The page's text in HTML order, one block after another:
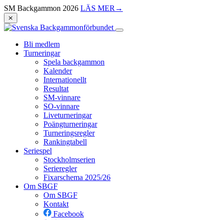
SM Backgammon 2026 LÄS MER →
⨯
Bli medlem
Turneringar
Spela backgammon
Kalender
Internationellt
Resultat
SM-vinnare
SO-vinnare
Liveturneringar
Poängturneringar
Turneringsregler
Rankingtabell
Seriespel
Stockholmserien
Serieregler
Fixarschema 2025/26
Om SBGF
Om SBGF
Kontakt
Facebook